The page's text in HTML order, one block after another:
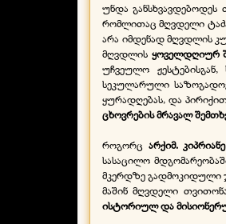
უნდა განსხვავდებოდეს
რომლითაც მღვდელი
არა იმდენად მღვდლის
მღვდლის ყოველდღიურ
უჩვეულო ჟესტებისგან,
სეკულარული
ყურადღებას, და
ცხოვრების მრავალ
როგორც არქიმ.
სასაცილო
მკერდზე გადმოკიდული
მაშინ მღვდელი
ისტორიულ და